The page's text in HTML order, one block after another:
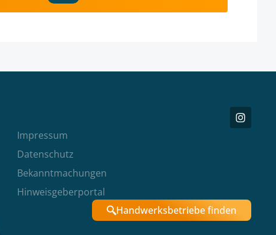
Impressum
Datenschutz
Bekanntmachungen
Hinweisgeberportal
Handwerksbetriebe finden